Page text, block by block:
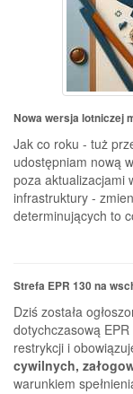
Nowa wersja lotniczej
Jak co roku - tuż
udostępniam nową
poza aktualizacjami
infrastruktury -
determinujących to
Strefa EPR 130 na
Dziś została
dotychczasową
restrykcji i
cywilnych,
warunkiem